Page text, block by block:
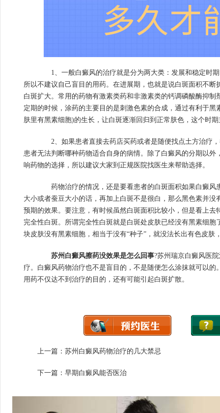
1、一般白癜风的治疗就是分为两大类：发展和稳定时期
所以不建议自己盲目的用药。在进展期，也就是说白斑面积不
白斑扩大。常用的药物有激素类药和非激素类的钙调磷酸酶抑
定期的时候，涂药的主要目的是刺激色素的合成，通过有利于
肤里有黑素细胞)的生长，让白斑逐渐回归到正常肤色，这个时
2、如果患者直接去药店买药或者是随便找点土方治疗，
患者无法判断哪种药物适合自身的病情。除了白癜风的分期以外
响药物的选择，所以建议大家到正规医院找医生来帮助选择。
药物治疗的情况，还是要看患者的白斑面积如果白癜风
大小或者蚕豆大小的话，再加上白斑不是很白，那么黑色素并
预期的效果。要注意，有时候虽然白斑面积比较小，但是看上去
完全性白斑。所谓完全性白斑就是白斑处皮肤已经没有黑素细
块皮肤没有黑素细胞，相当于没有“种子”，就没法长出有色皮肤
苏州白癜风擦药没效果是怎么回事?苏州瑞京白癜风医
疗。白癜风药物治疗也不是盲目的，不是随便怎么涂抹就可以的
用药不仅达不到治疗的目的，还有可能引起白斑扩散。
上一篇： 苏州白癜风药物治疗的几大禁忌
下一篇： 早期白癜风能否医治